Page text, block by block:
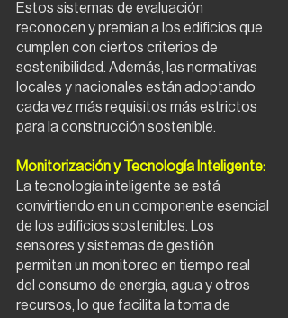
Estos sistemas de evaluación
reconocen y premian a los edificios que
cumplen con ciertos criterios de
sostenibilidad. Además, las normativas
locales y nacionales están adoptando
cada vez más requisitos más estrictos
para la construcción sostenible.
Monitorización y Tecnología Inteligente:
La tecnología inteligente se está
convirtiendo en un componente esencial
de los edificios sostenibles. Los
sensores y sistemas de gestión
permiten un monitoreo en tiempo real
del consumo de energía, agua y otros
recursos, lo que facilita la toma de